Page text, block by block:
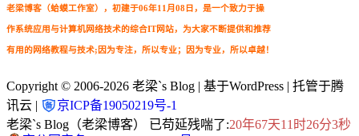
老梁博客（蛤蟆工作室），初建于06年11月08日，是一个致力于操
作系统应用与计算机网络技术的综合IT网站，为大家不断提供和推荐
有用的网络教程与技术;因为专注，所以专业；因为专业，所以卓越！
Copyright © 2006-2026 老梁`s Blog | 基于WordPress | 托管于腾
讯云 |
京ICP备19050219号-1
老梁`s Blog（老梁博客） 已苟延残喘了:20年67天11时26分4秒